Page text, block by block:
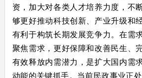
资，加大对各类人才培养力度，不
够更好推动科技创新、产业升级和
有利于构筑长期发展竞争力。在需
聚焦需求，更好保障和改善民生、
有效释放内需潜力，是扩大国内需
动能的关键抓手。当前民政事业正处